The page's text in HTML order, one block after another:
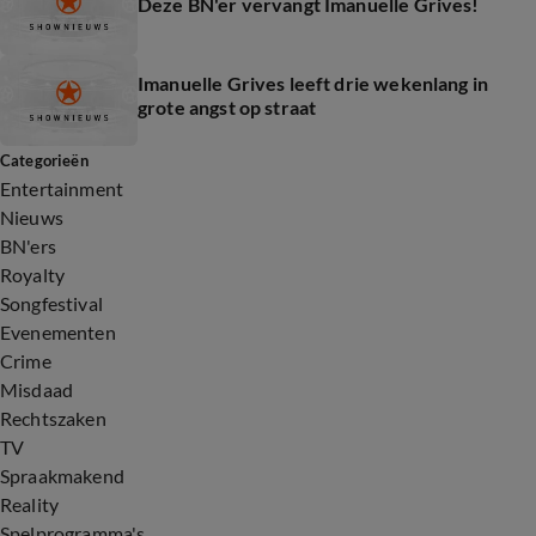
Imanuelle Grives leeft drie wekenlang in
grote angst op straat
Categorieën
Entertainment
Nieuws
BN'ers
Royalty
Songfestival
Evenementen
Crime
Misdaad
Rechtszaken
TV
Spraakmakend
Reality